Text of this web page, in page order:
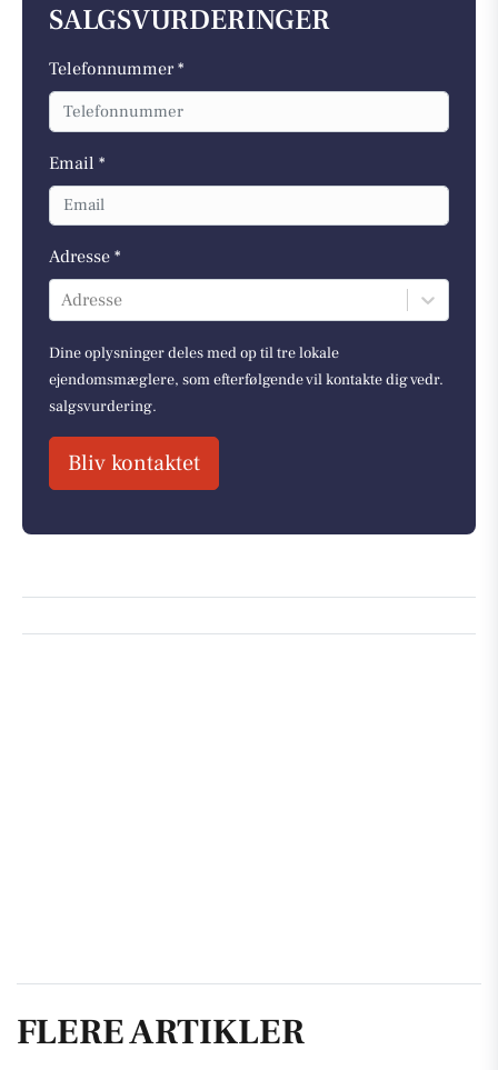
SALGSVURDERINGER
Telefonnummer *
Email *
Adresse *
Adresse
Dine oplysninger deles med op til tre lokale
ejendomsmæglere, som efterfølgende vil kontakte dig vedr.
salgsvurdering.
Bliv kontaktet
FLERE ARTIKLER